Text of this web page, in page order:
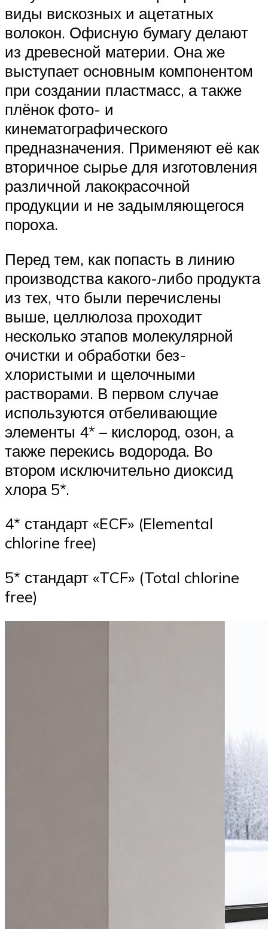
виды вискозных и ацетатных
волокон. Офисную бумагу делают
из древесной материи. Она же
выступает основным компонентом
при создании пластмасс, а также
плёнок фото- и
кинематографического
предназначения. Применяют её как
вторичное сырье для изготовления
различной лакокрасочной
продукции и не задымляющегося
пороха.
Перед тем, как попасть в линию
производства какого-либо продукта
из тех, что были перечислены
выше, целлюлоза проходит
несколько этапов молекулярной
очистки и обработки без-
хлористыми и щелочными
растворами. В первом случае
используются отбеливающие
элементы 4* – кислород, озон, а
также перекись водорода. Во
втором исключительно диоксид
хлора 5*.
4* стандарт «ECF» (Elemental
chlorine free)
5* стандарт «TCF» (Total chlorine
free)